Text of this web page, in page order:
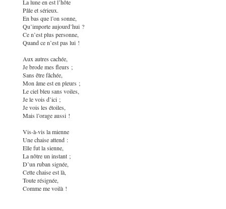
La lune en est l’hôte
Pâle et sérieux.
En bas que l’on sonne,
Qu’importe aujourd’hui ?
Ce n’est plus personne,
Quand ce n’est pas lui !
Aux autres cachée,
Je brode mes fleurs ;
Sans être fâchée,
Mon âme est en pleurs ;
Le ciel bleu sans voiles,
Je le vois d’ici ;
Je vois les étoiles,
Mais l’orage aussi !
Vis-à-vis la mienne
Une chaise attend :
Elle fut la sienne,
La nôtre un instant ;
D’un ruban signée,
Cette chaise est là,
Toute résignée,
Comme me voilà !